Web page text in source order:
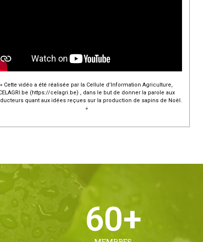
« Cette vidéo a été réalisée par la Cellule d’Information Agriculture,
(https://celagri.be) , dans le but de donner la parole aux
quant aux idées reçues sur la production de sapins de Noël.
»
60+